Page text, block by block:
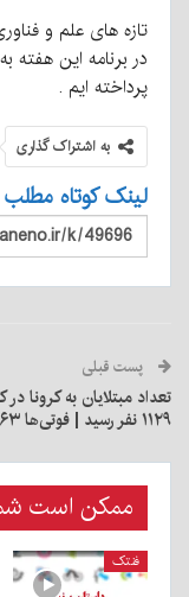
تازه های علم و
در برنامه این هفته
پرداخته ایم .
به اشتراک گذاری
لینک کوتاه
پست قبلی
تعداد مبتلایان به کرونا در
۱۱۲۹ نفر رسید | فوتی‌ها ۶۳ نفر
ممکن است
فنتک